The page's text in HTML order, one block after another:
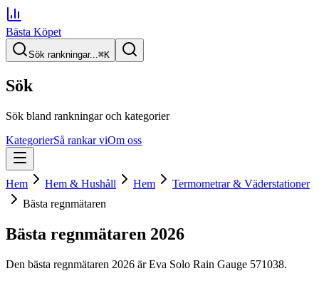
Bästa Köpet
Sök rankningar...⌘K
Sök
Sök bland rankningar och kategorier
KategorierSå rankar viOm oss
Hem Hem & Hushåll Hem
Termometrar & Väderstationer
Bästa regnmätaren
Bästa regnmätaren 2026
Den bästa regnmätaren 2026 ärEva Solo Rain Gauge 571038.